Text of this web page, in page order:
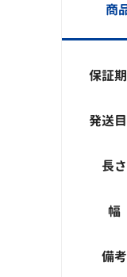
商
保証
発送
長さ
幅
備考